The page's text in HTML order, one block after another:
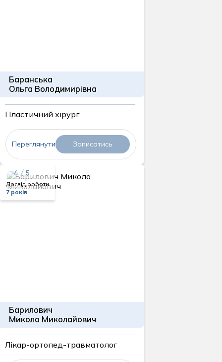
Переглянути Записатись
Баранська
Ольга Володимирівна
Пластичний хірург
4 / 5
Досвід роботи
7 років
Барилович
Микола Миколайович
Лікар-ортопед-травматолог